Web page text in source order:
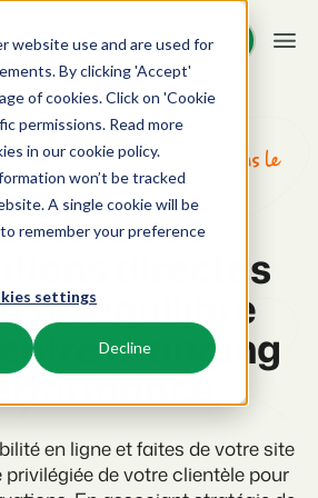
website use and are used for
By clicking 'Accept'
of cookies. Click on 'Cookie
permissions. Read more
in our cookie policy.
won’t be tracked
A single cookie will be
remember your preference
settings
Decline
Démo
Démo
directes via votre site web.
grâce à l'analyse des données.
? L'intégration est possible.
de glamping et caravanes.
et hébergements nature.
de plongée et de golf.
et devenez un expert.
du secteur et des conseils pratiques.
Experts marketing en ligne dans le
des loisirs
vos
directes
un équilibre
branding
en ligne et faites de votre site
de votre clientèle pour